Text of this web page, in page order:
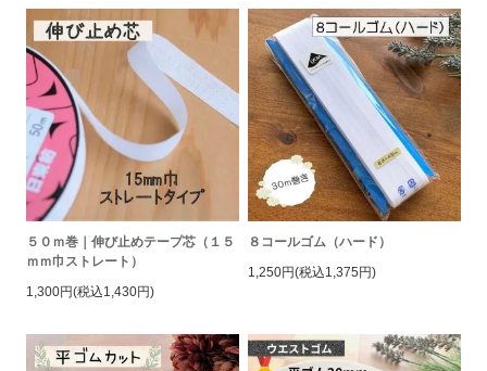
５０ｍ巻｜伸び止めテープ芯（１５
ｍｍ巾ストレート）
1,300円(税込1,430円)
８コールゴム（ハード）
1,250円(税込1,375円)